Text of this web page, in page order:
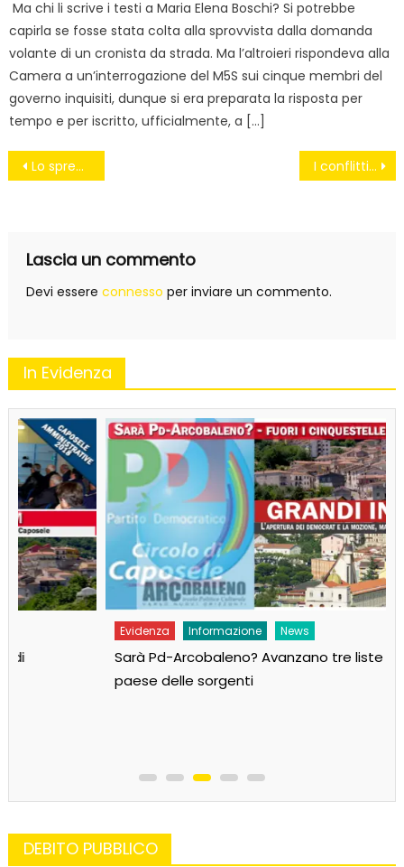
Ma chi li scrive i testi a Maria Elena Boschi? Si potrebbe
capirla se fosse stata colta alla sprovvista dalla domanda
volante di un cronista da strada. Ma l’altroieri rispondeva alla
Camera a un’interrogazione del M5S sui cinque membri del
governo inquisiti, dunque si era preparata la risposta per
tempo e per iscritto, ufficialmente, a […]
Navigazione
Lo spread è raddoppiato #doppiospread I conflitti d’interessi della famiglia #Renzie
Lascia un commento
Devi essere connesso per inviare un commento.
In Evidenza
Informazione News
Sarà Pd-Arcobaleno? Avanzano tre liste per il
paese delle sorgenti
DEBITO PUBBLICO